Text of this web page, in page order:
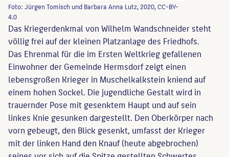
Foto: Jürgen Tomisch und Barbara Anna Lutz, 2020, CC-BY-
4.0
Das Kriegerdenkmal von Wilhelm Wandschneider steht
völlig frei auf der kleinen Platzanlage des Friedhofs.
Das Ehrenmal für die im Ersten Weltkrieg gefallenen
Einwohner der Gemeinde Hermsdorf zeigt einen
lebensgroßen Krieger in Muschelkalkstein kniend auf
einem hohen Sockel. Die jugendliche Gestalt wird in
trauernder Pose mit gesenktem Haupt und auf sein
linkes Knie gesunken dargestellt. Den Oberkörper nach
vorn gebeugt, den Blick gesenkt, umfasst der Krieger
mit der linken Hand den Knauf (heute abgebrochen)